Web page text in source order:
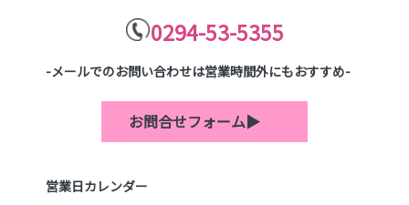
0294-53-5355
-メールでのお問い合わせは営業時間外にもおすすめ-
お問合せフォーム▶
営業日カレンダー